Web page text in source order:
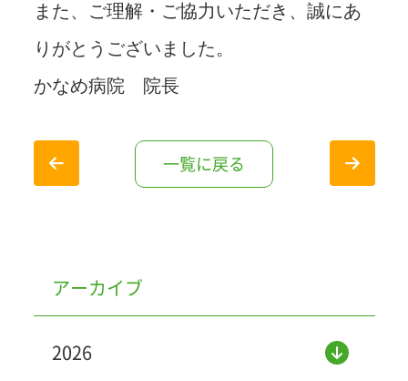
また、ご理解・ご協力いただき、誠にあ
りがとうございました。
かなめ病院 院長
一覧に戻る
アーカイブ
2026